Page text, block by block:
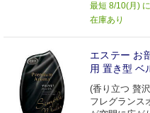
最短 8/10(月)
在庫あり
エステー お
用 置き型 ベ
(香り立つ 贅
フレグランス